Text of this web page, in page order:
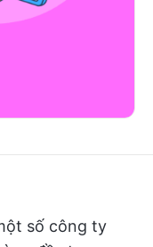
số công ty